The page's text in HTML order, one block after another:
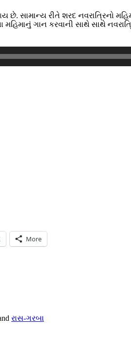
છે. સામાન્ય રીતે શરદ નવરાત્રિનો
ગાન કરવાની સાથે સાથે
More
રાસ-ગરબા